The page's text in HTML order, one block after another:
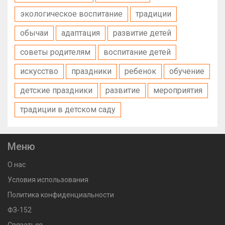
экологическое воспитание
традиции
обычаи
адаптация
развитие детей
советы родителям
воспитание детей
искусство
праздники ребенок
обучение
детские праздники
развитие
мероприятия
традиции в детском саду
Меню
О нас
Условия использования
Политика конфиденциальности
ФЗ-152